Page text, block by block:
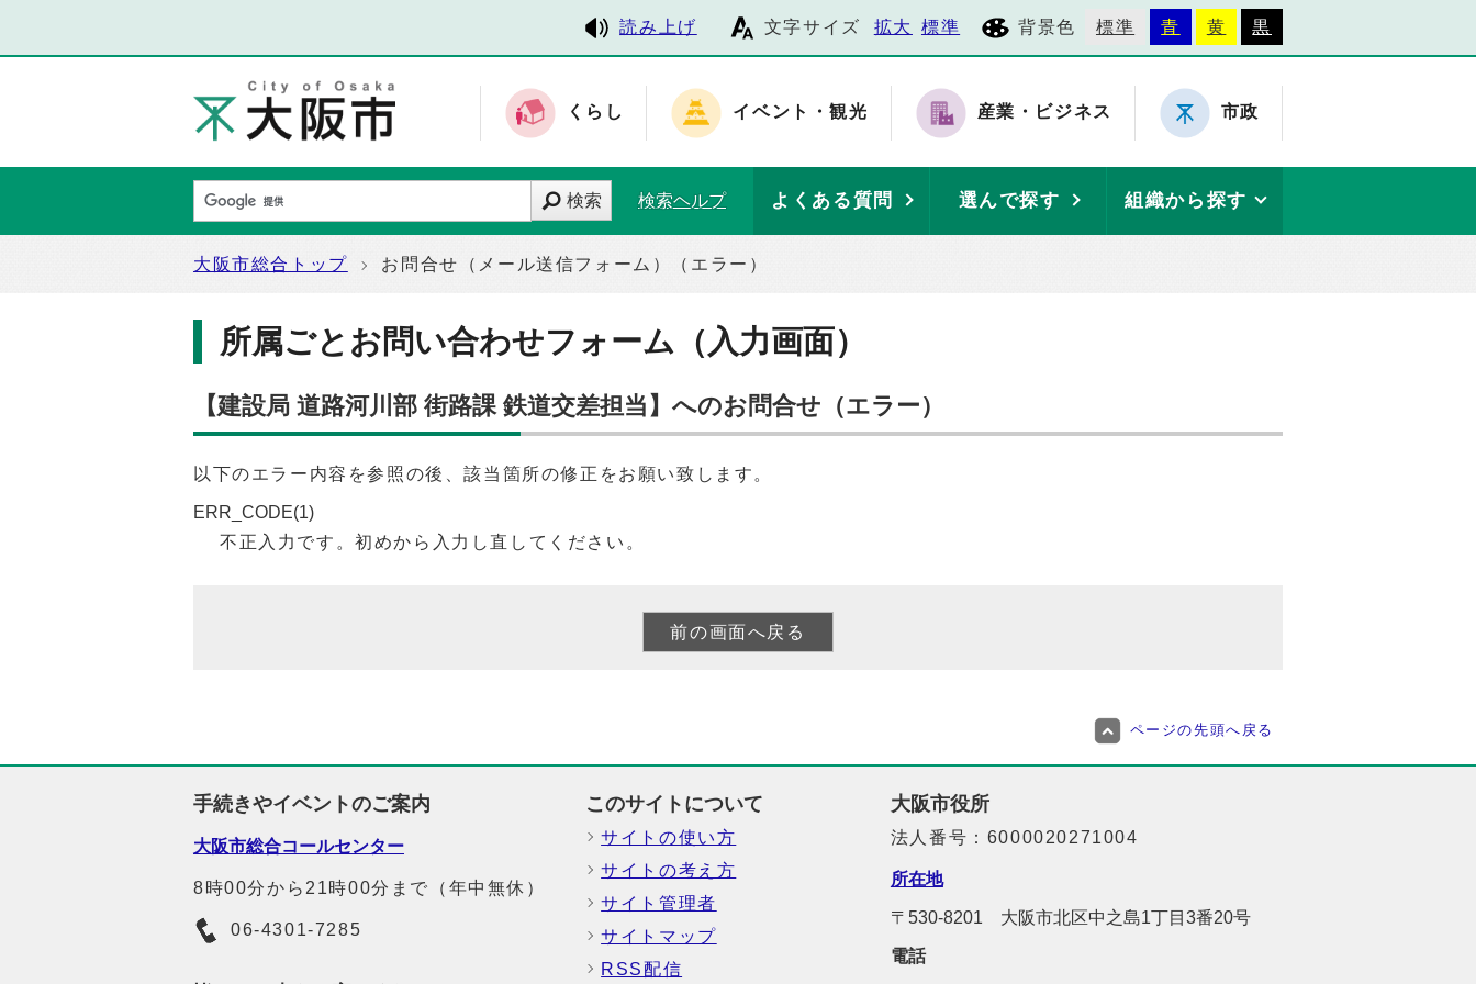
読み上げ 文字サイズ 拡大 標準 背景色 標準 青 黄 黒
くらし イベント・観光 産業・ビジネス 市政
検索 検索ヘルプ よくある質問 選んで探す 組織から探す
大阪市総合トップ お問合せ（メール送信フォーム）（エラー）
所属ごとお問い合わせフォーム（入力画面）
【建設局 道路河川部 街路課 鉄道交差担当】へのお問合せ（エラー）
以下のエラー内容を参照の後、該当箇所の修正をお願い致します。
ERR_CODE(1)
不正入力です。初めから入力し直してください。
ページの先頭へ戻る
手続きやイベントのご案内
大阪市総合コールセンター
8時00分から21時00分まで（年中無休）
06-4301-7285
このサイトについて
サイトの使い方
サイトの考え方
サイト管理者
サイトマップ
RSS配信
大阪市役所
法人番号：6000020271004
所在地
〒530-8201 大阪市北区中之島1丁目3番20号
電話